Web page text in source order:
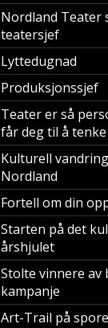
Nordland Teater
teatersjef
Lyttedugnad
Produksjonssjef
Teater er så
får deg til å tenke
Kulturell
Nordland
Fortell om din
Starten på det
årshjulet
Stolte vinnere av
kampanje
Art-Trail på